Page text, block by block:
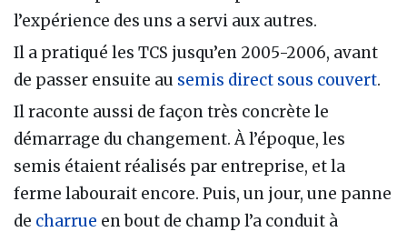
l’expérience des uns a servi aux autres.
Il a pratiqué les TCS jusqu’en 2005-2006, avant
de passer ensuite au semis direct sous couvert.
Il raconte aussi de façon très concrète le
démarrage du changement. À l’époque, les
semis étaient réalisés par entreprise, et la
ferme labourait encore. Puis, un jour, une panne
de charrue en bout de champ l’a conduit à